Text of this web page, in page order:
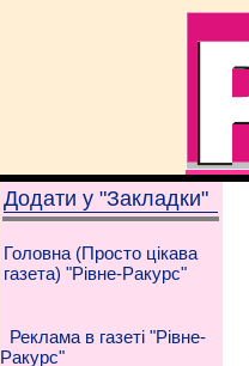
Додати у "Закладки"
Головна (Просто цікава
газета) "Рівне-Ракурс"
Реклама в газеті "Рівне-
Ракурс"